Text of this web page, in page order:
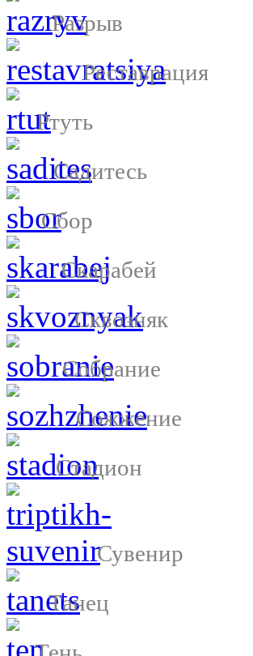
Разрыв
Реставрация
Ртуть
Садитесь
Сбор
Скарабей
Сквозняк
Собрание
Сожжение
Стадион
Сувенир
Танец